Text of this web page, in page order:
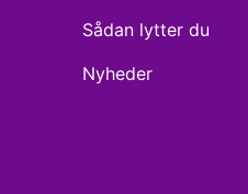
Sådan lytter du
Nyheder